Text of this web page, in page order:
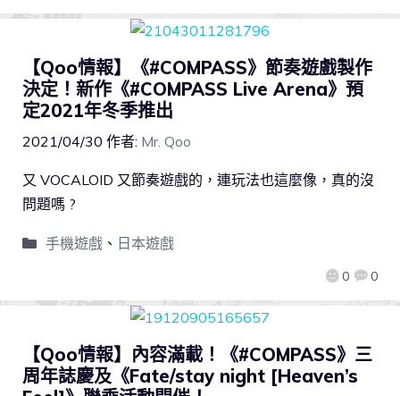
【Qoo情報】《#COMPASS》節奏遊戲製作
決定！新作《#COMPASS Live Arena》預
定2021年冬季推出
2021/04/30 作者: Mr. Qoo
0 0
又 VOCALOID 又節奏遊戲的，連玩法也這麼像，真的沒
問題嗎 ?
手機遊戲、 日本遊戲
【Qoo情報】內容滿載！《#COMPASS》三
周年誌慶及《Fate/stay night [Heaven’s